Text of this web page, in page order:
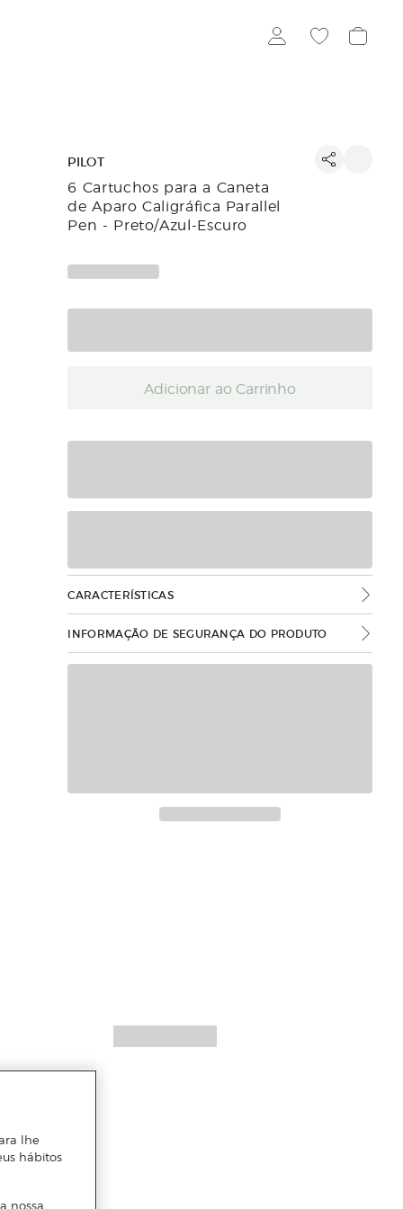
PILOT
6 Cartuchos para a Caneta
de Aparo Caligráfica Parallel
Pen - Preto/Azul-Escuro
Adicionar ao Carrinho
CARACTERÍSTICAS
INFORMAÇÃO DE SEGURANÇA DO PRODUTO
lhe
hábitos
nossa